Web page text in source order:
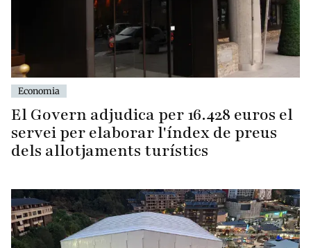
Economia
El Govern adjudica per 16.428 euros el
servei per elaborar l'índex de preus
dels allotjaments turístics